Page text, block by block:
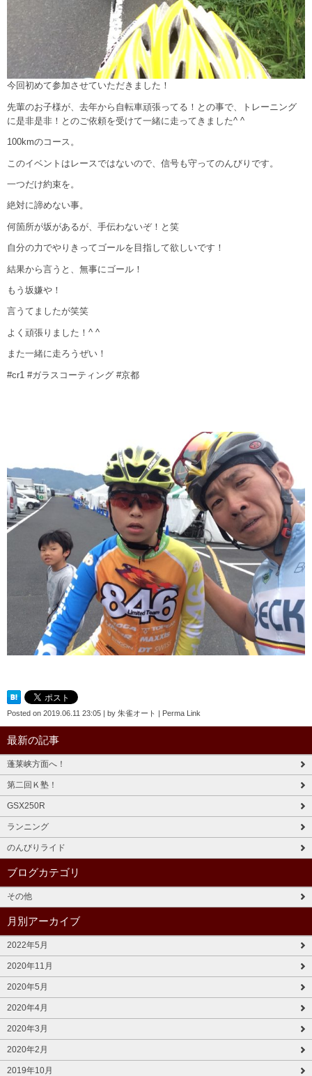
今回初めて参加させていただきました！
先輩のお子様が、去年から自転車頑張ってる！との事で、トレーニング
に是非是非！とのご依頼を受けて一緒に走ってきました^ ^
100kmのコース。
このイベントはレースではないので、信号も守ってのんびりです。
一つだけ約束を。
絶対に諦めない事。
何箇所が坂があるが、手伝わないぞ！と笑
自分の力でやりきってゴールを目指して欲しいです！
結果から言うと、無事にゴール！
もう坂嫌や！
言うてましたが笑笑
よく頑張りました！^ ^
また一緒に走ろうぜい！
#cr1 #ガラスコーティング #京都
Posted on 2019.06.11 23:05 | by 朱雀オート | Perma Link
最新の記事
蓬莱峡方面へ！
第二回Ｋ塾！
GSX250R
ランニング
のんびりライド
ブログカテゴリ
その他
月別アーカイブ
2022年5月
2020年11月
2020年5月
2020年4月
2020年3月
2020年2月
2019年10月